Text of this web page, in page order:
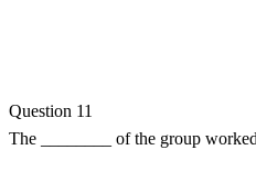
Question 11
The ________ of the group